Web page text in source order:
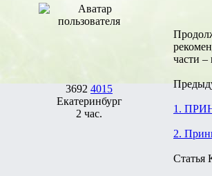
3692 4015
Екатеринбург
2 час.
части
1.
2.
Статья